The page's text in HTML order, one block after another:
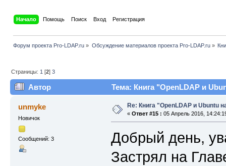
Начало Помощь Поиск Вход Регистрация
Форум проекта Pro-LDAP.ru » Обсуждение материалов проекта Pro-LDAP.ru»
Страницы: 1 [2]3
Автор Тема: Книга "OpenLDAP и
unmyke
Новичок
Сообщений: 3
Re: Книга "OpenLDAP и Ubuntu
« Ответ #15 : 05 Апрель 2016,
Добрый день,
Застрял на